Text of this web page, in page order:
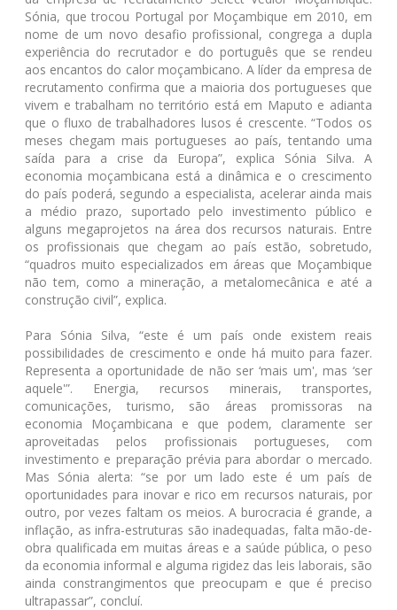
Sónia, que trocou Portugal por Moçambique em 2010, em
nome de um novo desafio profissional, congrega a dupla
experiência do recrutador e do português que se rendeu
aos encantos do calor moçambicano. A líder da empresa de
recrutamento confirma que a maioria dos portugueses que
vivem e trabalham no território está em Maputo e adianta
que o fluxo de trabalhadores lusos é crescente. “Todos os
meses chegam mais portugueses ao país, tentando uma
saída para a crise da Europa”, explica Sónia Silva. A
economia moçambicana está a dinâmica e o crescimento
do país poderá, segundo a especialista, acelerar ainda mais
a médio prazo, suportado pelo investimento público e
alguns megaprojetos na área dos recursos naturais. Entre
os profissionais que chegam ao país estão, sobretudo,
“quadros muito especializados em áreas que Moçambique
não tem, como a mineração, a metalomecânica e até a
construção civil”, explica.
Para Sónia Silva, “este é um país onde existem reais
possibilidades de crescimento e onde há muito para fazer.
Representa a oportunidade de não ser ‘mais um', mas ‘ser
aquele'”. Energia, recursos minerais, transportes,
comunicações, turismo, são áreas promissoras na
economia Moçambicana e que podem, claramente ser
aproveitadas pelos profissionais portugueses, com
investimento e preparação prévia para abordar o mercado.
Mas Sónia alerta: “se por um lado este é um país de
oportunidades para inovar e rico em recursos naturais, por
outro, por vezes faltam os meios. A burocracia é grande, a
inflação, as infra-estruturas são inadequadas, falta mão-de-
obra qualificada em muitas áreas e a saúde pública, o peso
da economia informal e alguma rigidez das leis laborais, são
ainda constrangimentos que preocupam e que é preciso
ultrapassar”, concluí.